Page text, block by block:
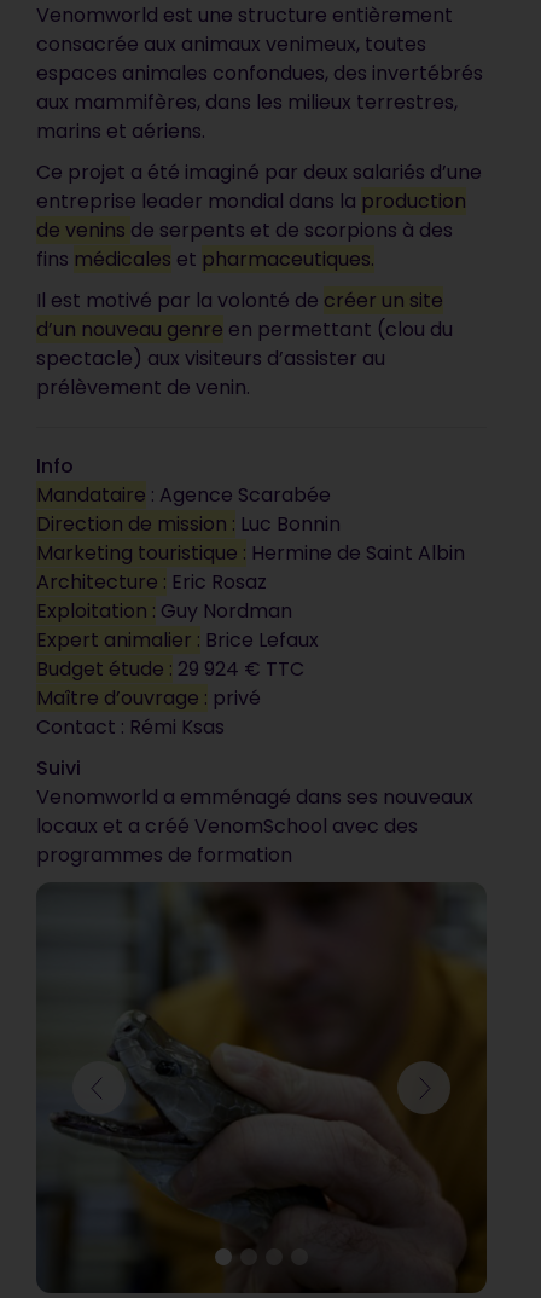
Venomworld est une structure entièrement
consacrée aux animaux venimeux, toutes
espaces animales confondues, des invertébrés
aux mammifères, dans les milieux terrestres,
marins et aériens.
Ce projet a été imaginé par deux salariés d’une
entreprise leader mondial dans la production
de venins de serpents et de scorpions à des
fins médicales et pharmaceutiques.
Il est motivé par la volonté de créer un site
d’un nouveau genre en permettant (clou du
spectacle) aux visiteurs d’assister au
prélèvement de venin.
Info
Mandataire : Agence Scarabée
Direction de mission : Luc Bonnin
Marketing touristique : Hermine de Saint Albin
Architecture : Eric Rosaz
Exploitation : Guy Nordman
Expert animalier : Brice Lefaux
Budget étude : 29 924 € TTC
Maître d’ouvrage : privé
Contact : Rémi Ksas
Suivi
Venomworld a emménagé dans ses nouveaux
locaux et a créé VenomSchool avec des
programmes de formation
Votre document est
synthétique, précis et
vendeur. C’est impeccable, ça
correspond tout à fait à ce que
nous attendions. C’est
vraiment très bien !
Communauté d’Agglomération de Blois